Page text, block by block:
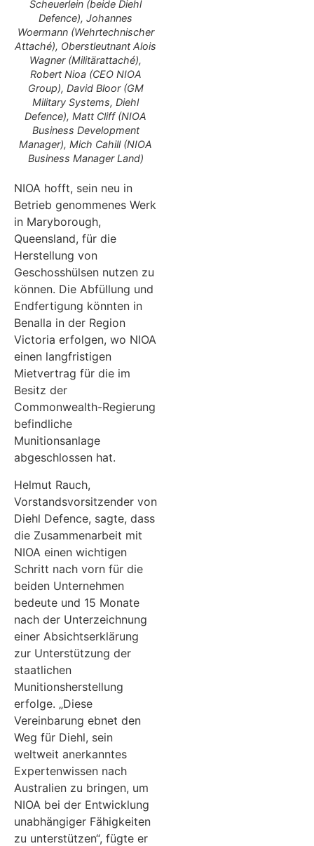
Scheuerlein (beide Diehl
Defence), Johannes
Woermann (Wehrtechnischer
Attaché), Oberstleutnant Alois
Wagner (Militärattaché),
Robert Nioa (CEO NIOA
Group), David Bloor (GM
Military Systems, Diehl
Defence), Matt Cliff (NIOA
Business Development
Manager), Mich Cahill (NIOA
Business Manager Land)
NIOA hofft, sein neu in
Betrieb genommenes Werk
in Maryborough,
Queensland, für die
Herstellung von
Geschosshülsen nutzen zu
können. Die Abfüllung und
Endfertigung könnten in
Benalla in der Region
Victoria erfolgen, wo NIOA
einen langfristigen
Mietvertrag für die im
Besitz der
Commonwealth-Regierung
befindliche
Munitionsanlage
abgeschlossen hat.
Helmut Rauch,
Vorstandsvorsitzender von
Diehl Defence, sagte, dass
die Zusammenarbeit mit
NIOA einen wichtigen
Schritt nach vorn für die
beiden Unternehmen
bedeute und 15 Monate
nach der Unterzeichnung
einer Absichtserklärung
zur Unterstützung der
staatlichen
Munitionsherstellung
erfolge. „Diese
Vereinbarung ebnet den
Weg für Diehl, sein
weltweit anerkanntes
Expertenwissen nach
Australien zu bringen, um
NIOA bei der Entwicklung
unabhängiger Fähigkeiten
zu unterstützen“, fügte er